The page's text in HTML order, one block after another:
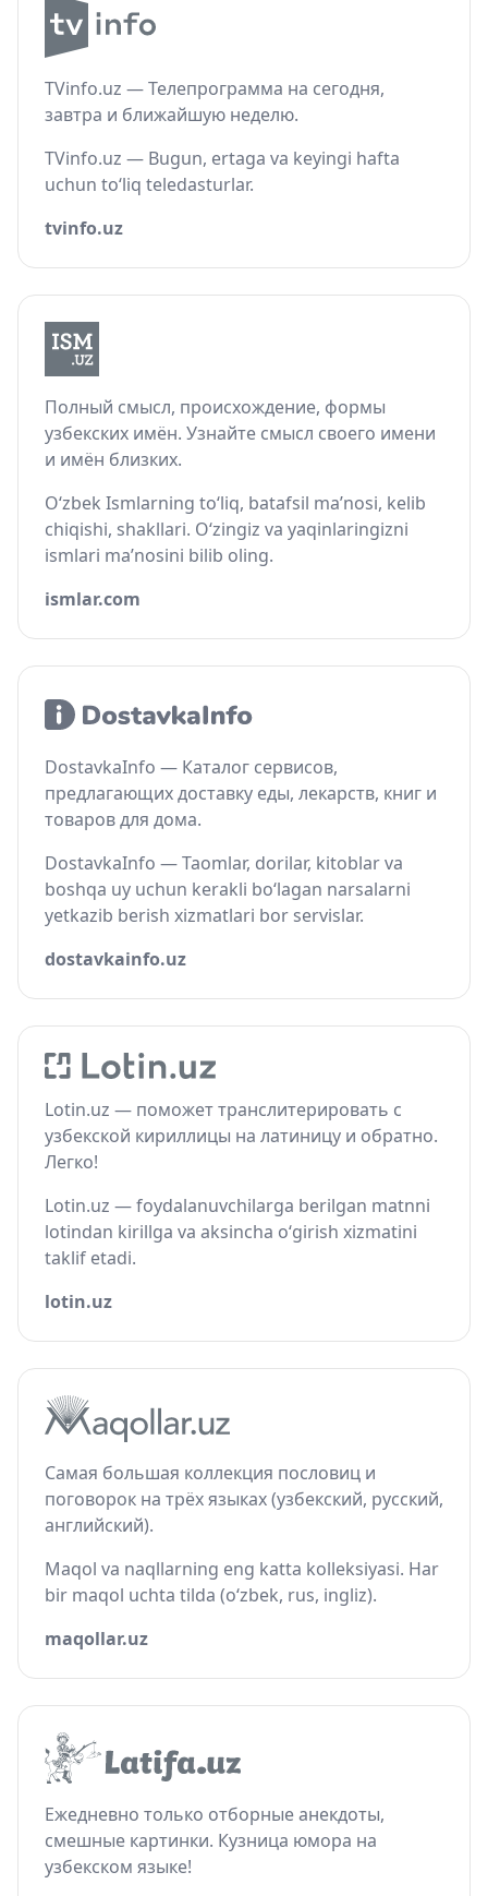
TVinfo.uz — Телепрограмма на сегодня,
завтра и ближайшую неделю.
TVinfo.uz — Bugun, ertaga va keyingi hafta
uchun to‘liq teledasturlar.
tvinfo.uz
Полный смысл, происхождение, формы
узбекских имён. Узнайте смысл своего имени
и имён близких.
O‘zbek Ismlarning to‘liq, batafsil ma’nosi, kelib
chiqishi, shakllari. O‘zingiz va yaqinlaringizni
ismlari ma’nosini bilib oling.
ismlar.com
DostavkaInfo — Каталог сервисов,
предлагающих доставку еды, лекарств, книг и
товаров для дома.
DostavkaInfo — Taomlar, dorilar, kitoblar va
boshqa uy uchun kerakli bo‘lagan narsalarni
yetkazib berish xizmatlari bor servislar.
dostavkainfo.uz
Lotin.uz — поможет транслитерировать с
узбекской кириллицы на латиницу и обратно.
Легко!
Lotin.uz — foydalanuvchilarga berilgan matnni
lotindan kirillga va aksincha o‘girish xizmatini
taklif etadi.
lotin.uz
Самая большая коллекция пословиц и
поговорок на трёх языках (узбекский, русский,
английский).
Maqol va naqllarning eng katta kolleksiyasi. Har
bir maqol uchta tilda (o‘zbek, rus, ingliz).
maqollar.uz
Ежедневно только отборные анекдоты,
смешные картинки. Кузница юмора на
узбекском языке!